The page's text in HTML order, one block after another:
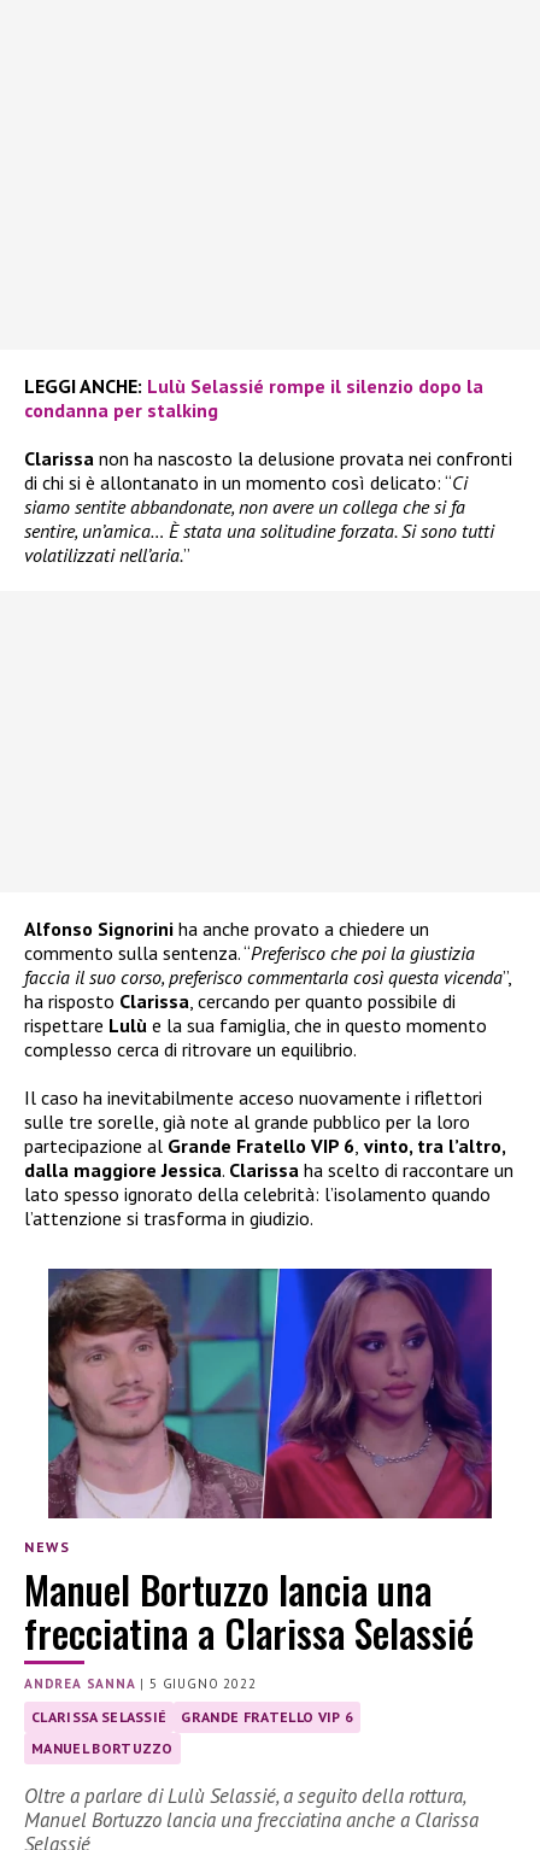
LEGGI ANCHE: Lulù Selassié rompe il silenzio dopo la
condanna per stalking
Clarissa non ha nascosto la delusione provata nei confronti
di chi si è allontanato in un momento così delicato: “Ci
siamo sentite abbandonate, non avere un collega che si fa
sentire, un’amica… È stata una solitudine forzata. Si sono tutti
volatilizzati nell’aria.”
Alfonso Signorini ha anche provato a chiedere un
commento sulla sentenza. “Preferisco che poi la giustizia
faccia il suo corso, preferisco commentarla così questa vicenda”,
ha risposto Clarissa, cercando per quanto possibile di
rispettare Lulù e la sua famiglia, che in questo momento
complesso cerca di ritrovare un equilibrio.
Il caso ha inevitabilmente acceso nuovamente i riflettori
sulle tre sorelle, già note al grande pubblico per la loro
partecipazione al Grande Fratello VIP 6, vinto, tra l’altro,
dalla maggiore Jessica. Clarissa ha scelto di raccontare un
lato spesso ignorato della celebrità: l’isolamento quando
l’attenzione si trasforma in giudizio.
NEWS
Manuel Bortuzzo lancia una
frecciatina a Clarissa Selassié
ANDREA SANNA | 5 GIUGNO 2022
CLARISSA SELASSIÉ
GRANDE FRATELLO VIP 6
MANUEL BORTUZZO
Oltre a parlare di Lulù Selassié, a seguito della rottura,
Manuel Bortuzzo lancia una frecciatina anche a Clarissa
Selassié